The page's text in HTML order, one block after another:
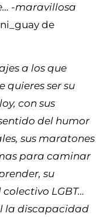
-maravillosa
de
a los que
quieres ser su
con sus
del humor
sus maratones
para caminar
su
LGBT…
la discapacidad